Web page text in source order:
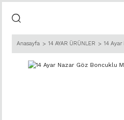
Anasayfa 14 AYAR ÜRÜNLER 14 Ayar